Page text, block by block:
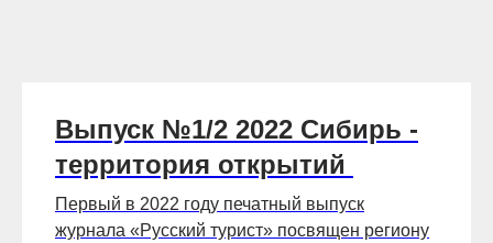
Выпуск №1/2 2022 Сибирь -
территория открытий
Первый в 2022 году печатный выпуск
журнала «Русский турист» посвящен региону